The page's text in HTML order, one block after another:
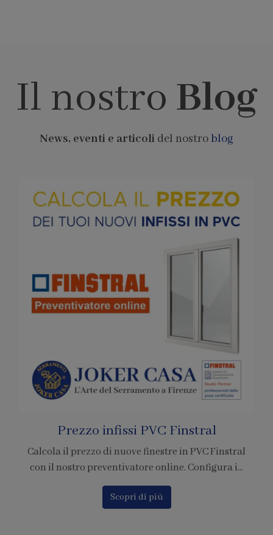
Il nostro Blog
News, eventi e articoli del nostroblog
Pagamenti con Bitcoin
È ufficiale! Abbiamo accreditato la nostra
per l'adesione al circuito di pagamento tramite
Scopri di più